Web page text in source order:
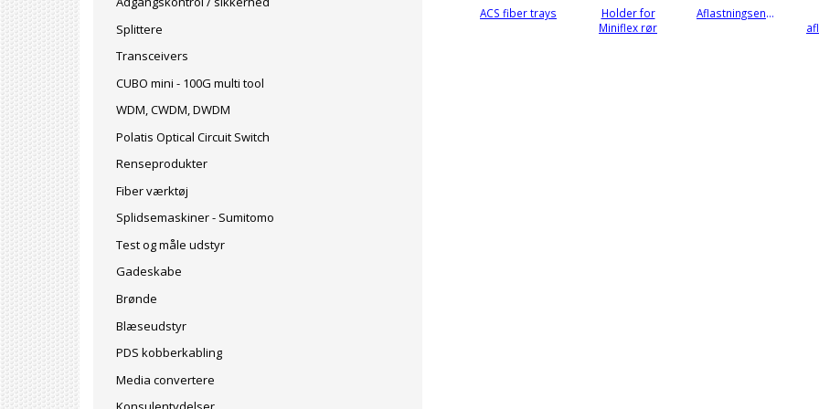
Splittere
Transceivers
CUBO mini - 100G multi tool
WDM, CWDM, DWDM
Polatis Optical Circuit Switch
Renseprodukter
Fiber værktøj
Splidsemaskiner - Sumitomo
Test og måle udstyr
Gadeskabe
Brønde
Blæseudstyr
PDS kobberkabling
Media convertere
ACS fiber trays
Holder for
Miniflex rør
Aflastningsenhed